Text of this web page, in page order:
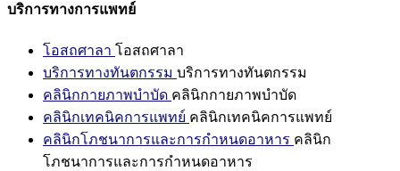
บริการทางการแพทย์
โอสถศาลา โอสถศาลา
บริการทางทันตกรรม บริการทางทันตกรรม
คลินิกกายภาพบำบัด คลินิกกายภาพบำบัด
คลินิกเทคนิคการแพทย์ คลินิกเทคนิคการแพทย์
คลินิกโภชนาการและการกำหนดอาหาร คลินิก
โภชนาการและการกำหนดอาหาร